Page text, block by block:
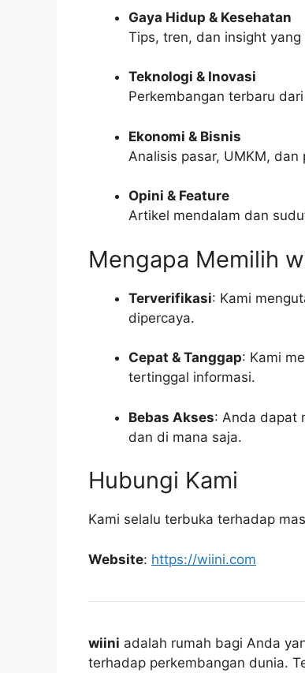
Gaya Hidup & Kesehatan
Tips, tren, dan insight
Teknologi & Inovasi
Perkembangan terbaru
Ekonomi & Bisnis
Analisis pasar, UMKM,
Opini & Feature
Artikel mendalam dan
Mengapa Memilih
Terverifikasi: Kami
dipercaya.
Cepat & Tanggap: Kami
tertinggal informasi.
Bebas Akses: Anda dapat
dan di mana saja.
Hubungi Kami
Kami selalu terbuka terhadap
Website: https://wiini.com
wiini adalah rumah bagi Anda
terhadap perkembangan dunia.